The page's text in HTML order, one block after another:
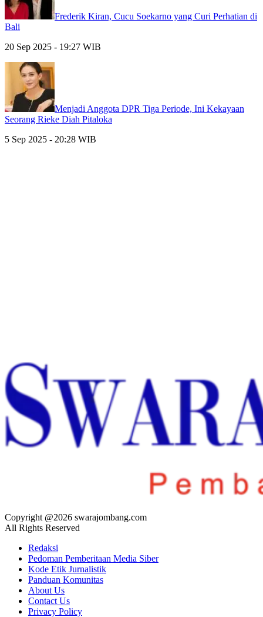
Frederik Kiran, Cucu Soekarno yang Curi Perhatian di
Bali
20 Sep 2025 - 19:27 WIB
Menjadi Anggota DPR Tiga Periode, Ini Kekayaan
Seorang Rieke Diah Pitaloka
5 Sep 2025 - 20:28 WIB
Copyright @2026 swarajombang.com
All Rights Reserved
Redaksi
Pedoman Pemberitaan Media Siber
Kode Etik Jurnalistik
Panduan Komunitas
About Us
Contact Us
Privacy Policy